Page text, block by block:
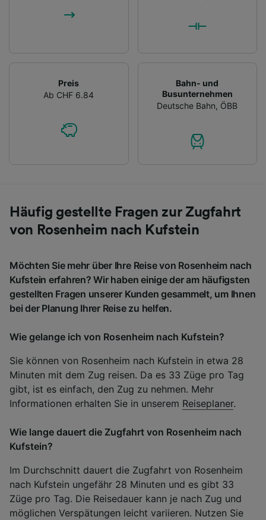
Preis
Ab CHF 6.84
Bahn- und
Busunternehmen
Deutsche Bahn, ÖBB
Häufig gestellte Fragen zur Zugfahrt
von Rosenheim nach Kufstein
Möchten Sie mehr über Ihre Reise von Rosenheim nach
Kufstein erfahren? Wir haben einige der am häufigsten
gestellten Fragen unserer Kunden gesammelt, um Ihnen
bei der Planung Ihrer Reise zu helfen.
Wie gelange ich von Rosenheim nach Kufstein?
Sie können von Rosenheim nach Kufstein in etwa 28
Minuten mit dem Zug reisen. Da es 33 Züge pro Tag
gibt, ist es einfach, den Zug zu nehmen. Mehr
Informationen erhalten Sie in unserem Reiseplaner.
Wie lange dauert die Zugfahrt von Rosenheim nach
Kufstein?
Im Durchschnitt dauert die Zugfahrt von Rosenheim
nach Kufstein ungefähr 28 Minuten und es gibt 33
Züge pro Tag. Die Reisedauer kann je nach Zug und
möglichen Verspätungen leicht variieren. Nutzen Sie